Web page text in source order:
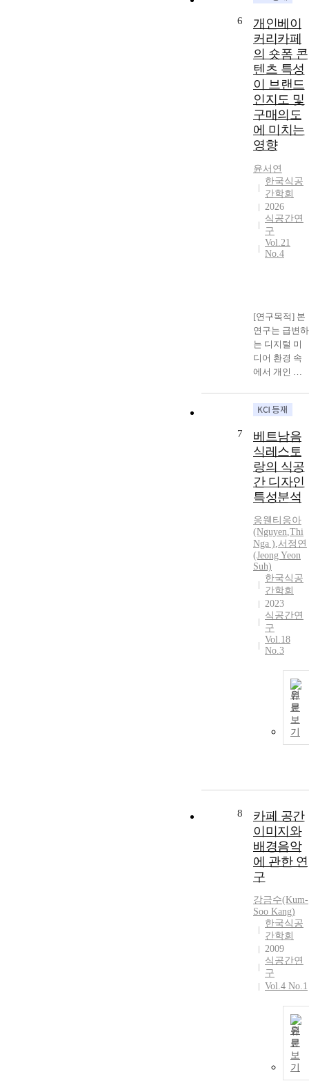
은 위생 문제
로 개별 세팅
하기를 제안하
였다. 넷째, 음
식의 담음새는
메뉴별로 그릇
을 잘 선택하
여 식사의 불
편을 최소화
할 것으로 제
안하였다. 본
한정식 상차림
실태를 조사하
여 고객들의
불편해소와 상
차림의 이미지
개선을 통해
현대의 한정식
6
개인베이
커리카페
의 숏폼 콘
텐츠 특성
이 브랜드
인지도 및
구매의도
에 미치는
영향
윤서연
한국식공
간학회
2026
식공간연
구
Vol.21
No.4
[연구목적] 본
연구는 급변하
는 디지털 미
디어 환경 속
에서 개인 베
경쟁력을 확보
케팅 전략으로
서 숏폼 콘텐
츠의 역할에
주목하고자 한
다. 구체적으
츠가 지닌 핵
심적 특성인
유희성, 정보
성, 신뢰성, 상
호 작용성을
독립변수로 설
정하여, 이러
한 요인들이
소비자 마음속
에 형성하는
계를 파악하
고, 이것이 실
제 카페 방문
으로 이어지는
구매의도에 어
구방법] 본 연
구는 개인베이
커리카페 숏폼
콘텐츠 특성이
브랜드 인지도
와 구매의도의
영향관계가 어
떠한지에 대한
검증의 목적이
있으며, 충남
공주시에 거주
하고, 개인베
이커리카페 관
련 숏폼콘텐츠
경험이 있는
소비자를 대상
2026년 05월
10일부터 05
19일까지 약
7
베트남음
식레스토
랑의 식공
간 디자인
특성분석
응웬티응아
(Nguyen,Thi
Nga ),서정연
(Jeong Yeon
Suh)
한국식공
간학회
2023
식공간연
구
Vol.18
No.3
원
문
보
기
8
카페 공간
이미지와
배경음악
에 관한 연
구
강금수(Kum-
Soo Kang)
한국식공
간학회
2009
식공간연
구
Vol.4 No.1
원
문
보
기